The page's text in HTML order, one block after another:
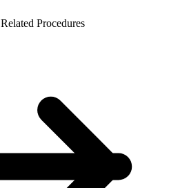
Related Procedures